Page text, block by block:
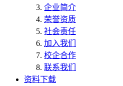
企业简介
荣誉资质
社会责任
加入我们
校企合作
联系我们
资料下载